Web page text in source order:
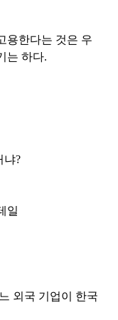
용한다는 것은 우
는 하다.
냐?
일
외국 기업이 한국